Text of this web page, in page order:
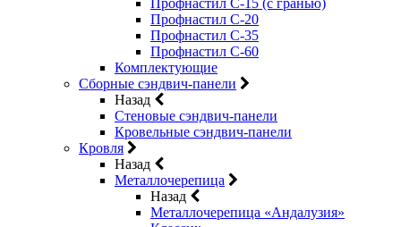
Профнастил С-15 (с гранью)
Профнастил С-20
Профнастил С-35
Профнастил С-60
Комплектующие
Сборные сэндвич-панели
Назад
Стеновые сэндвич-панели
Кровельные сэндвич-панели
Кровля
Назад
Металлочерепица
Назад
Металлочерепица «Андалузия»